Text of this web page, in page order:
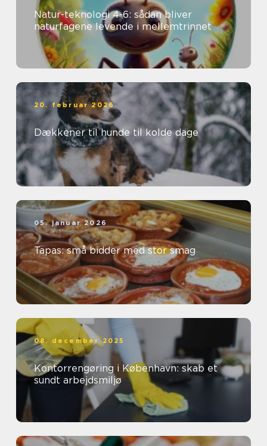
Natur-teknologi 4-6: sådan bliver
naturfagene levende i mellemtrinnet
20. februar 2026
Dækkener til hunde til kolde dage
05. januar 2026
Tapas: små bidder med stor smag
08. december 2025
Kontorrengøring i København: skab et
sundt arbejdsmiljø